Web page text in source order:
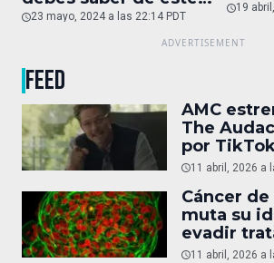
auto de superlujo
23 mayo, 2024 a las 22:14 PDT
19
FEED
AMC
The
por
11 abril, 2026 a
Cáncer
muta su
evadir
11 abril, 2026 a